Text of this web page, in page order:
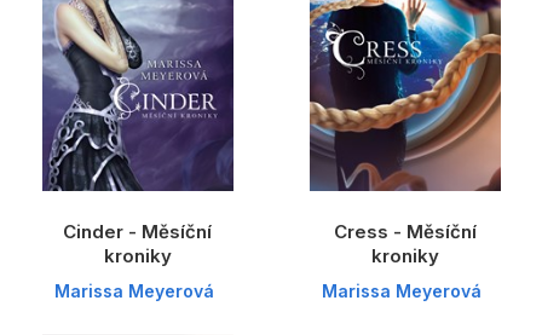
Populárně - naučné pro děti
Předškoláci
Příroda a zahrada
Společnost, politika
Výchova a pedagogika
Young adult
Cinder - Měsíční
kroniky
Marissa Meyerová
Cress - Měsíční
kroniky
Marissa Meyerová